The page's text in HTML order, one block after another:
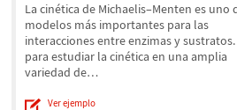
La cinética de Michaelis–Menten es uno
modelos más importantes para las
interacciones entre enzimas y sustratos.
para estudiar la cinética en una amplia
variedad de…
Ver ejemplo